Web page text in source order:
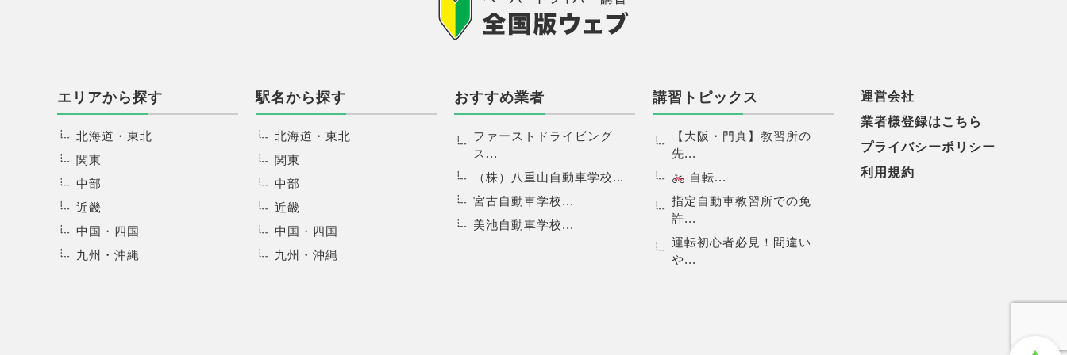
エリアから探す
北海道・東北
関東
中部
近畿
中国・四国
九州・沖縄
駅名から探す
北海道・東北
関東
中部
近畿
中国・四国
九州・沖縄
おすすめ業者
ファーストドライビング
ス...
（株）八重山自動車学校...
宮古自動車学校...
美池自動車学校...
講習トピックス
【大阪・門真】教習所の
先...
自転...
指定自動車教習所での免
許...
運転初心者必見！間違い
や...
運営会社
業者様登録はこちら
プライバシーポリシー
利用規約